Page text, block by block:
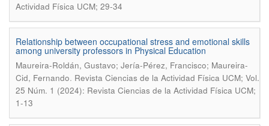
Actividad Física UCM; 29-34
Relationship between occupational stress and emotional skills
among university professors in Physical Education
Maureira-Roldán, Gustavo; Jería-Pérez, Francisco; Maureira-
Cid, Fernando. Revista Ciencias de la Actividad Física UCM; Vol.
25 Núm. 1 (2024): Revista Ciencias de la Actividad Física UCM;
1-13